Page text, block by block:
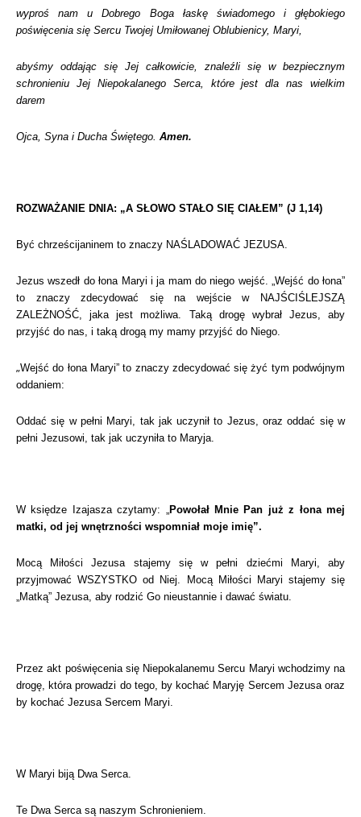
wyproś nam u Dobrego Boga łaskę świadomego i głębokiego
poświęcenia się Sercu Twojej Umiłowanej Oblubienicy, Maryi,
abyśmy oddając się Jej całkowicie, znaleźli się w bezpiecznym
schronieniu Jej Niepokalanego Serca, które jest dla nas wielkim
darem
Ojca, Syna i Ducha Świętego. Amen.
ROZWAŻANIE DNIA: „A SŁOWO STAŁO SIĘ CIAŁEM” (J 1,14)
Być chrześcijaninem to znaczy NAŚLADOWAĆ JEZUSA.
Jezus wszedł do łona Maryi i ja mam do niego wejść. „Wejść do łona”
to znaczy zdecydować się na wejście w NAJŚCIŚLEJSZĄ
ZALEŻNOŚĆ, jaka jest możliwa. Taką drogę wybrał Jezus, aby
przyjść do nas, i taką drogą my mamy przyjść do Niego.
„Wejść do łona Maryi” to znaczy zdecydować się żyć tym podwójnym
oddaniem:
Oddać się w pełni Maryi, tak jak uczynił to Jezus, oraz oddać się w
pełni Jezusowi, tak jak uczyniła to Maryja.
W księdze Izajasza czytamy: „Powołał Mnie Pan już z łona mej
matki, od jej wnętrzności wspomniał moje imię”.
Mocą Miłości Jezusa stajemy się w pełni dziećmi Maryi, aby
przyjmować WSZYSTKO od Niej. Mocą Miłości Maryi stajemy się
„Matką” Jezusa, aby rodzić Go nieustannie i dawać światu.
Przez akt poświęcenia się Niepokalanemu Sercu Maryi wchodzimy na
drogę, która prowadzi do tego, by kochać Maryję Sercem Jezusa oraz
by kochać Jezusa Sercem Maryi.
W Maryi biją Dwa Serca.
Te Dwa Serca są naszym Schronieniem.